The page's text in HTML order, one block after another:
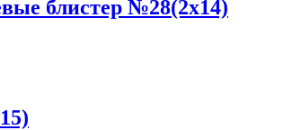
блистер №28(2x14)